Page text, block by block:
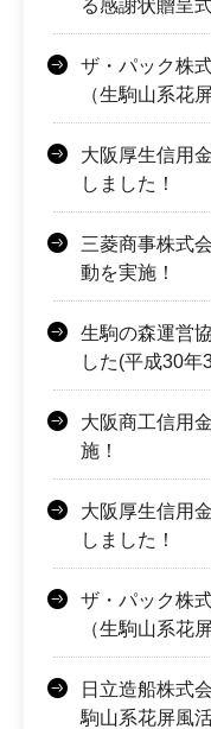
る感謝状贈呈
ザ・パック株
（生駒山系花
大阪厚生信用
しました！
三菱商事株式
動を実施！
生駒の森運営
した(平成30年
大阪商工信用
施！
大阪厚生信用
しました！
ザ・パック株
（生駒山系花
日立造船株式
駒山系花屏風